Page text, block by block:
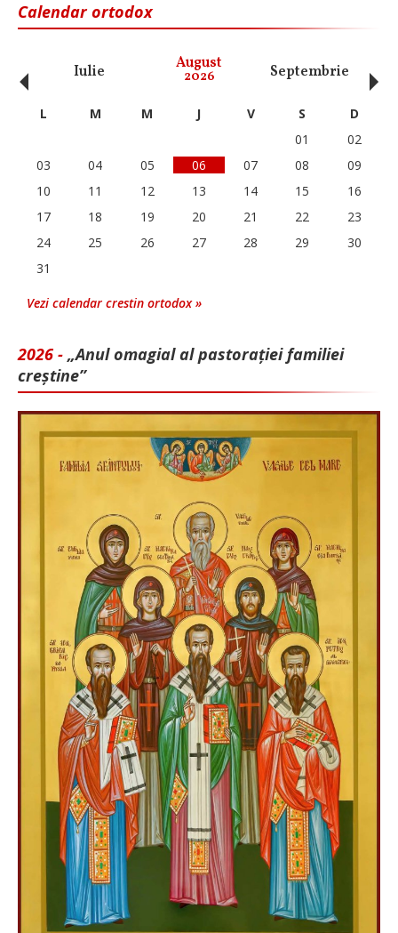
Calendar ortodox
Iulie August
2026 Septembrie
‹ L M M J V S
D
01
02
03
04 05 06 07 08
09
10
11 12 13 14 15
16
17
18 19 20 21 22
23
24
25 26 27 28 29
30
31
Vezi calendar crestin ortodox »
2026 - „Anul omagial al pastorației familiei
creștine”